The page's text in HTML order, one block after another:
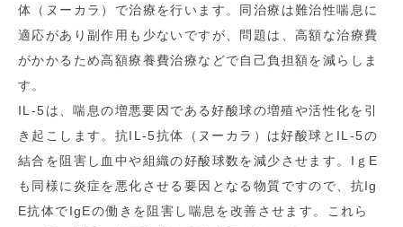
体（ヌーカラ）で治療を行います。同治療は難治性喘息に
適応があり副作用も少ないですが、問題は、高額な治療費
がかかるため高額療養費治療などで自己負担額を減らしま
す。
IL-5は、喘息の増悪要因である好酸球の増殖や活性化を引
き起こします。抗IL-5抗体（ヌーカラ）は好酸球とIL-5の
結合を阻害し血中や組織の好酸球数を減少させます。IｇE
も同様に炎症を悪化させる要因となる物質ですので、抗Ig
E抗体でIgEの働きを阻害し喘息を改善させます。これら